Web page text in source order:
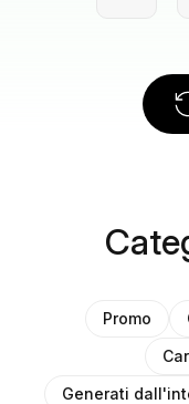
Promo
Generati